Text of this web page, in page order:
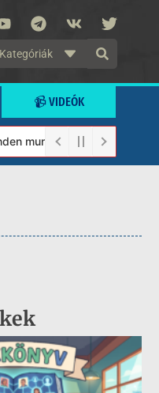
Kategóriák
📹 VIDEÓK
segíteni